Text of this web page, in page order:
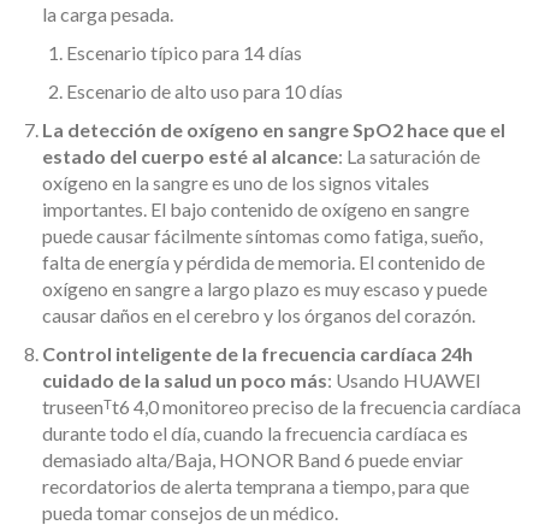
la carga pesada.
Escenario típico para 14 días
Escenario de alto uso para 10 días
La detección de oxígeno en sangre SpO2 hace que el
estado del cuerpo esté al alcance: La saturación de
oxígeno en la sangre es uno de los signos vitales
importantes. El bajo contenido de oxígeno en sangre
puede causar fácilmente síntomas como fatiga, sueño,
falta de energía y pérdida de memoria. El contenido de
oxígeno en sangre a largo plazo es muy escaso y puede
causar daños en el cerebro y los órganos del corazón.
Control inteligente de la frecuencia cardíaca 24h
cuidado de la salud un poco más: Usando HUAWEI
truseenᵀt6 4,0 monitoreo preciso de la frecuencia cardíaca
durante todo el día, cuando la frecuencia cardíaca es
demasiado alta/Baja, HONOR Band 6 puede enviar
recordatorios de alerta temprana a tiempo, para que
pueda tomar consejos de un médico.